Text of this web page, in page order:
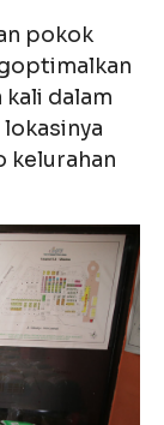
pokok
kali dalam
kelurahan